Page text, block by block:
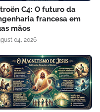
C4: O futuro da
francesa em
mãos
04, 2026